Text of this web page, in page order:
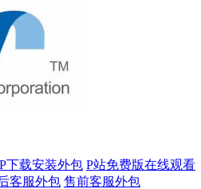
下载安装外包 P站免费版在线观看
客服外包 售前客服外包